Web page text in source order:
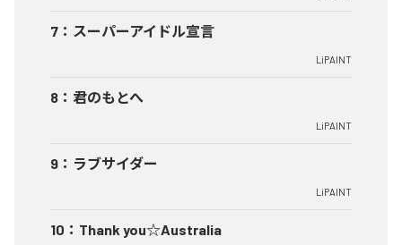
7 ： スーパーアイドル宣言
LiPAINT
8 ： 君のもとへ
LiPAINT
9 ： ラブサイダー
LiPAINT
10 ： Thank you☆Australia